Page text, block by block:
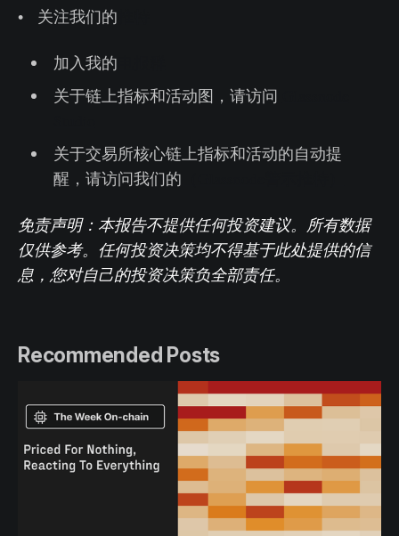
• 关注我们的
加入我的
关于链上指标和活动图，请访问
关于交易所核心链上指标和活动的自动提
醒，请访问我们的
免责声明：本报告不提供任何投资建议。所有数据
仅供参考。任何投资决策均不得基于此处提供的信
息，您对自己的投资决策负全部责任。
Recommended Posts